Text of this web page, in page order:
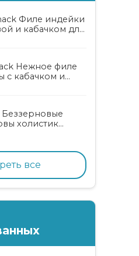
Филе индейки
и кабачком для
Нежное филе
с кабачком и
Беззерновые
холистик
все